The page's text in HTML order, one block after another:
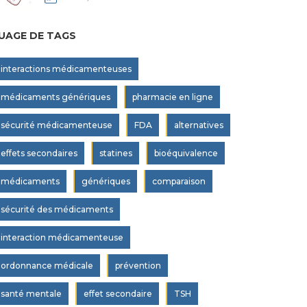
DE TAGS
interactions médicamenteuses
médicaments génériques pharmacie en ligne
sécurité médicamenteuse FDA alternatives
effets secondaires statines bioéquivalence
médicaments génériques comparaison
sécurité des médicaments
interaction médicamenteuse
ordonnance médicale prévention
santé mentale effet secondaire TSH